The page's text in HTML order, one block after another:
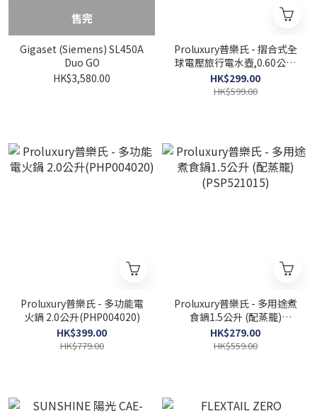
售完
Gigaset (Siemens) SL450A
Duo GO
HK$3,580.00
Proluxury普樂氏 - 摺合式全
球電壓旅行電水壺,0.60公升
(PKT503006)
HK$299.00
HK$599.00
Proluxury普樂氏 - 多功能電
火鍋 2.0公升(PHP004020)
HK$399.00
HK$779.00
Proluxury普樂氏 - 多用途煮
食鍋1.5公升 (配蒸籠)
(PSP521015)
HK$279.00
HK$559.00